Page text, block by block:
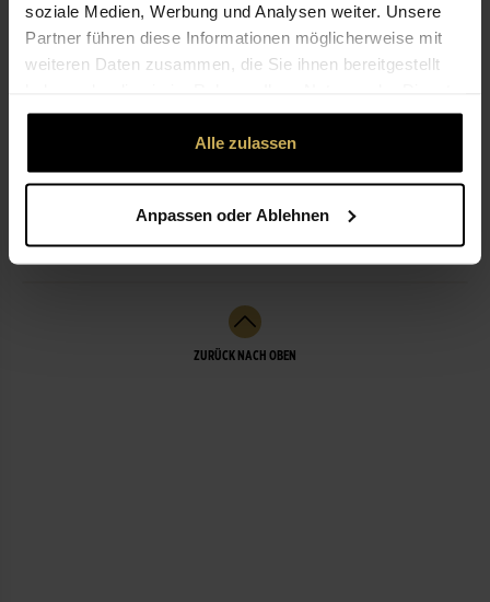
soziale Medien, Werbung und Analysen weiter. Unsere
Partner führen diese Informationen möglicherweise mit
weiteren Daten zusammen, die Sie ihnen bereitgestellt
gesammelt haben.
Alle zulassen
Anpassen oder Ablehnen
036021-856 95
tankstellekrause@mail.ru
ÖFFNUNGSZEITEN
LEISTUNGEN
ZURÜCK NACH OBEN